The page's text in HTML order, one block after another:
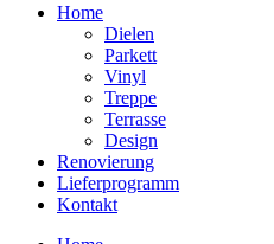
Home
Dielen
Parkett
Vinyl
Treppe
Terrasse
Design
Renovierung
Lieferprogramm
Kontakt